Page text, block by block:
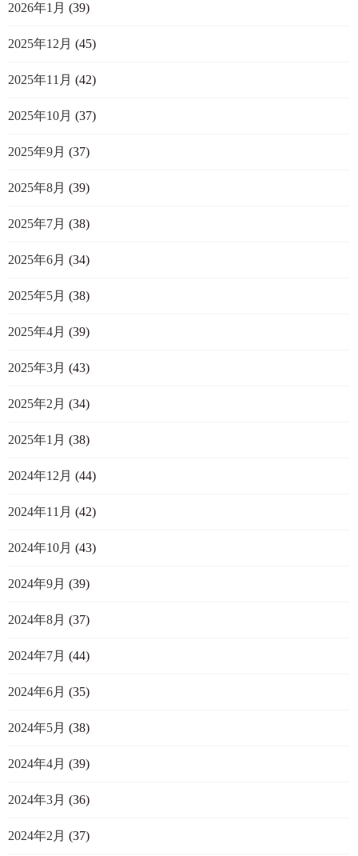
2026年1月 (39)
2025年12月 (45)
2025年11月 (42)
2025年10月 (37)
2025年9月 (37)
2025年8月 (39)
2025年7月 (38)
2025年6月 (34)
2025年5月 (38)
2025年4月 (39)
2025年3月 (43)
2025年2月 (34)
2025年1月 (38)
2024年12月 (44)
2024年11月 (42)
2024年10月 (43)
2024年9月 (39)
2024年8月 (37)
2024年7月 (44)
2024年6月 (35)
2024年5月 (38)
2024年4月 (39)
2024年3月 (36)
2024年2月 (37)